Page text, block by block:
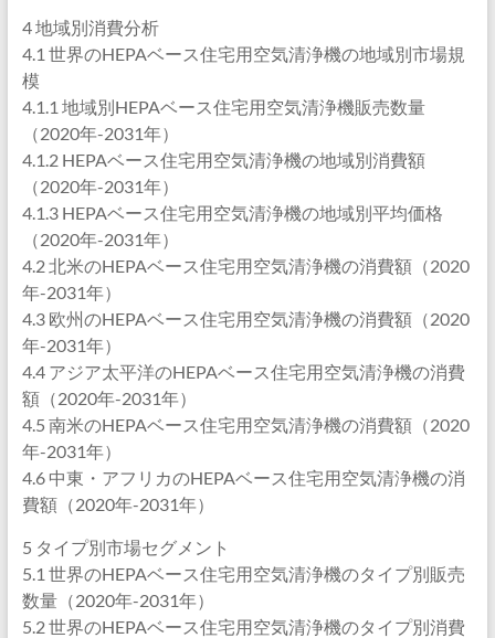
4 地域別消費分析
4.1 世界のHEPAベース住宅用空気清浄機の地域別市場規
模
4.1.1 地域別HEPAベース住宅用空気清浄機販売数量
（2020年-2031年）
4.1.2 HEPAベース住宅用空気清浄機の地域別消費額
（2020年-2031年）
4.1.3 HEPAベース住宅用空気清浄機の地域別平均価格
（2020年-2031年）
4.2 北米のHEPAベース住宅用空気清浄機の消費額（2020
年-2031年）
4.3 欧州のHEPAベース住宅用空気清浄機の消費額（2020
年-2031年）
4.4 アジア太平洋のHEPAベース住宅用空気清浄機の消費
額（2020年-2031年）
4.5 南米のHEPAベース住宅用空気清浄機の消費額（2020
年-2031年）
4.6 中東・アフリカのHEPAベース住宅用空気清浄機の消
費額（2020年-2031年）
5 タイプ別市場セグメント
5.1 世界のHEPAベース住宅用空気清浄機のタイプ別販売
数量（2020年-2031年）
5.2 世界のHEPAベース住宅用空気清浄機のタイプ別消費